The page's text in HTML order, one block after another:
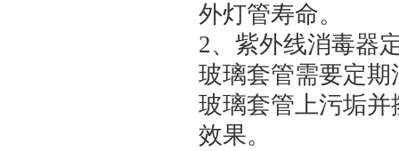
外灯管寿命。
2、紫外线消毒器
玻璃套管需要定
玻璃套管上污垢
效果。